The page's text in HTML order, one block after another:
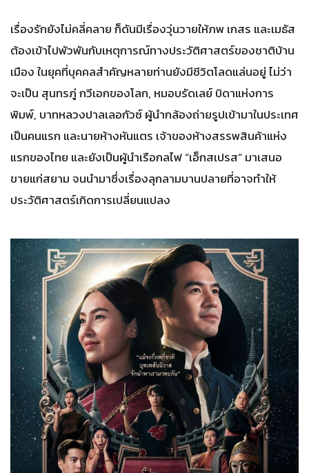
เรื่องรักยังไม่คลี่คลาย ก็ดันมีเรื่องวุ่นวายให้ภพ เกสร และเมธัส
ต้องเข้าไปพัวพันกับเหตุการณ์ทางประวัติศาสตร์ของชาติบ้าน
เมือง ในยุคที่บุคคลสำคัญหลายท่านยังมีชีวิตโลดแล่นอยู่ ไม่ว่า
จะเป็น สุนทรภู่ กวีเอกของโลก, หมอบรัดเลย์ บิดาแห่งการ
พิมพ์, บาทหลวงปาลเลอกัวซ์ ผู้นำกล้องถ่ายรูปเข้ามาในประเทศ
เป็นคนแรก และนายห้างหันแตร เจ้าของห้างสรรพสินค้าแห่ง
แรกของไทย และยังเป็นผู้นำเรือกลไฟ “เอ็กสเปรส” มาเสนอ
ขายแก่สยาม จนนำมาซึ่งเรื่องลุกลามบานปลายที่อาจทำให้
ประวัติศาสตร์เกิดการเปลี่ยนแปลง